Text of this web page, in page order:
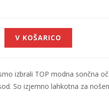
V KOŠARICO
izbrali TOP modna sončna
So izjemno lahkotna za